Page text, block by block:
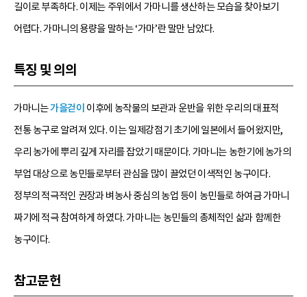
길이로 부족하다. 이제는 주위에서 가마니를 생산하는 모습을 찾아보기
어렵다. 가마니의 용량을 말하는 ‘가마’란 말만 남았다.
특징 및 의의
가마니는가을걷이 이후에 농작물의 보관과 운반을 위한 우리의 대표적
전통 농구로 알려져 있다. 이는 일제강점기 초기에 일본에서 들어왔지만,
우리 농가에 뿌리 깊게 자리를 잡았기 때문이다. 가마니는 농한기에 농가의
부업 대상으로 농민들로부터 관심을 많이 끌었던 이색적인 농구이다.
정부의 적극적인 권장과 벼농사 중심의 농업 등이 농민들로 하여금 가마니
짜기에 적극 참여하게 하였다. 가마니는 농민들의 총체적인 삶과 함께한
농구이다.
참고문헌